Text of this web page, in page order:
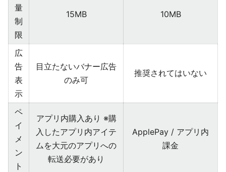
量
制
限
15MB 10MB
広
告
表
示
目立たないバナー広告
のみ可
推奨されてはいない
ペ
イ
メ
ン
ト
アプリ内購入あり ※購
入したアプリ内アイテ
ムを大元のアプリへの
転送必要があり
ApplePay / アプリ内
課金